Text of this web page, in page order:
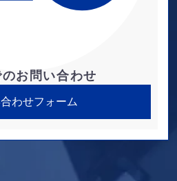
お問い合わせ
わせフォーム